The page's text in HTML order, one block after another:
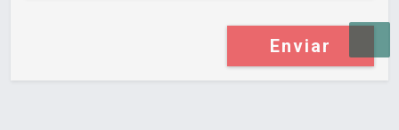
Enviar